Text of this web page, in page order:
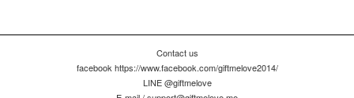
Contact us
facebook https://www.facebook.com/giftmelove2014/
LINE @giftmelove